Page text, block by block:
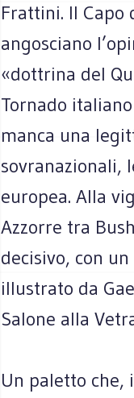
Frattini. Il
angosciano
«dottrina del
Tornado
manca una
sovranazionali,
europea. Alla
Azzorre tra
decisivo, con
illustrato da
Salone alla
Un paletto che,